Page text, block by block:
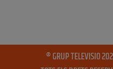
® GRUP TELEVISIO